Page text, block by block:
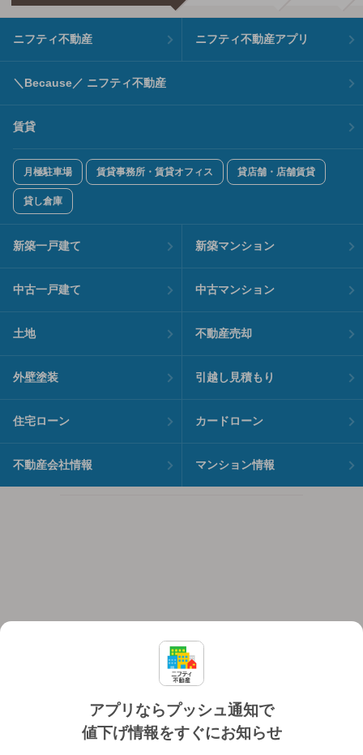
アプリならプッシュ通知で
値下げ情報をすぐにお知らせ
ニフティ不動産 ニフティ不動産アプリ
＼Because／ ニフティ不動産
賃貸
月極駐車場 賃貸事務所・賃貸オフィス 貸店舗・店舗賃貸
貸し倉庫
新築一戸建て 新築マンション
中古一戸建て 中古マンション
土地 不動産売却
外壁塗装 引越し見積もり
住宅ローン カードローン
不動産会社情報 マンション情報
個人情報保護ポリシー 利用規約